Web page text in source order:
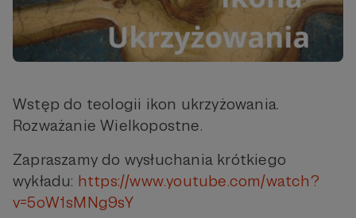
Wstęp do teologii ikon ukrzyżowania.
Rozważanie Wielkopostne.
Zapraszamy do wysłuchania krótkiego
wykładu: https://www.youtube.com/watch?
v=5oW1sMNg9sY